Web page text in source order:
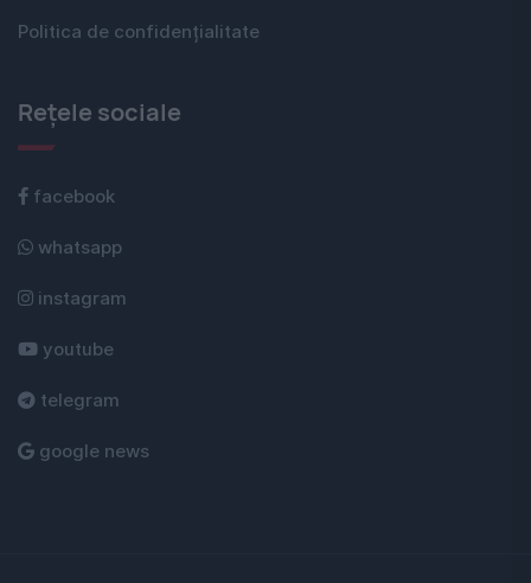
Politica de confidențialitate
Rețele sociale
facebook
whatsapp
instagram
youtube
telegram
google news